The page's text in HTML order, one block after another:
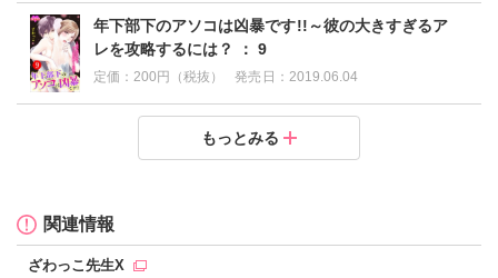
年下部下のアソコは凶暴です!!～彼の大きすぎるア
レを攻略するには？ ： 9
定価：200円（税抜） 発売日： 2019.06.04
年下部下のアソコは凶暴です!!～彼の大きすぎるアレを
攻略するには？ ： 8
年下部下のアソコは凶暴です!!～彼の大きすぎるアレを
攻略するには？ ： 7
年下部下のアソコは凶暴です!!～彼の大きすぎるアレを
攻略するには？ ： 6
年下部下のアソコは凶暴です!!～彼の大きすぎるアレを
攻略するには？ ： 5
年下部下のアソコは凶暴です!!～彼の大きすぎるアレを
攻略するには？ ： 4
年下部下のアソコは凶暴です!!～彼の大きすぎるアレを
攻略するには？ ： 3
年下部下のアソコは凶暴です!!～彼の大きすぎるアレを
攻略するには？ ： 2
年下部下のアソコは凶暴です!!～彼の大きすぎるアレを
攻略するには？ ： 1もっとみる
関連情報
ざわっこ先生X